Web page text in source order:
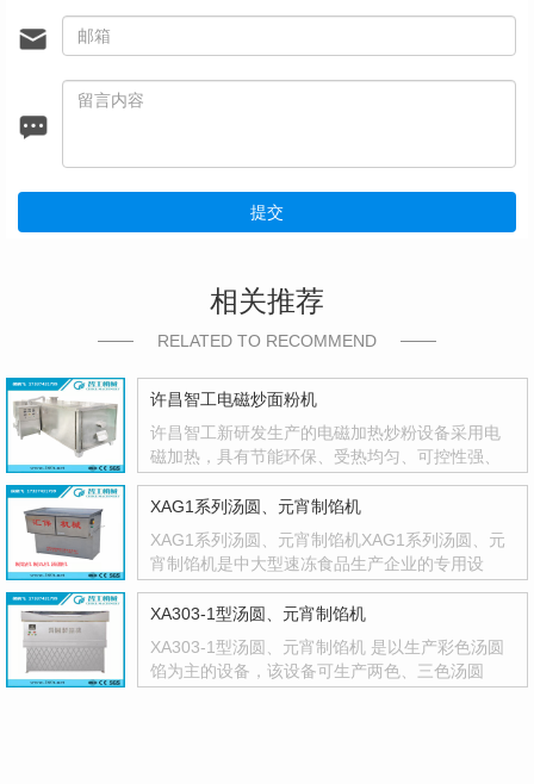
提交
相关推荐
RELATED TO RECOMMEND
许昌智工电磁炒面粉机
许昌智工新研发生产的电磁加热炒粉设备采用电
磁加热，具有节能环保、受热均匀、可控性强、
XAG1系列汤圆、元宵制馅机
XAG1系列汤圆、元宵制馅机XAG1系列汤圆、元
宵制馅机是中大型速冻食品生产企业的专用设
XA303-1型汤圆、元宵制馅机
XA303-1型汤圆、元宵制馅机 是以生产彩色汤圆
馅为主的设备，该设备可生产两色、三色汤圆